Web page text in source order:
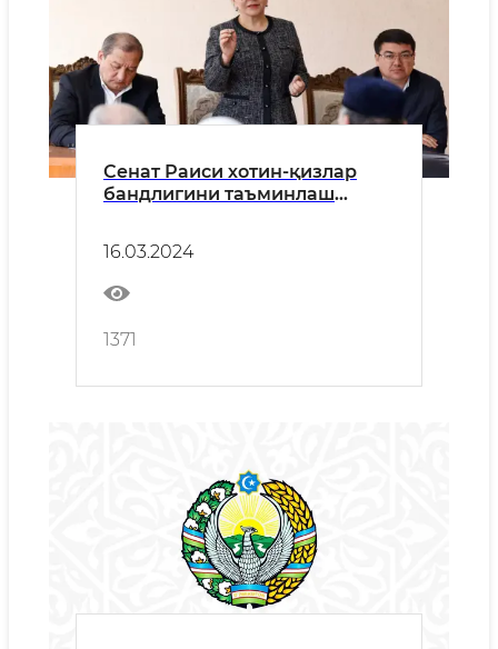
Сенат Раиси хотин-қизлар
бандлигини таъминлаш
туманида бўлди
16.03.2024
1371